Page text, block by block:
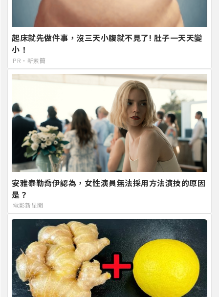
起床就先做件事，沒三天小腹就不見了! 肚子一天天變
小！
PR・新素簡
安雅泰勒喬伊認為，女性演員無法採用方法演技的原因
是？
電影新星聞